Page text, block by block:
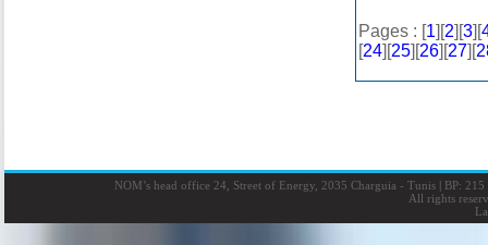
Pages : [1][2][3][
[24][25][26][27][
NOM’s head office 24, Street of Energy, 2035 Charguia - Tunis |BP: 215
All rights